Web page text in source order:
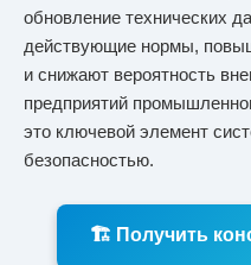
обновление технических
действующие нормы,
и снижают вероятность
предприятий
это ключевой элемент
безопасностью.
🏗️ Получить